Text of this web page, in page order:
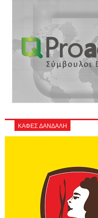
ΚΑΦΕΣ ΔΑΝΔΑΛΗ